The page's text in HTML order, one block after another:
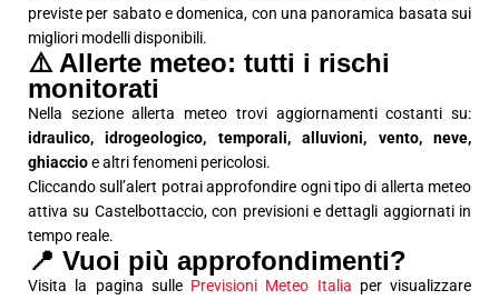
previste per sabato e domenica, con una panoramica basata sui
migliori modelli disponibili.
⚠️ Allerte meteo: tutti i rischi
monitorati
Nella sezione allerta meteo trovi aggiornamenti costanti su:
idraulico, idrogeologico, temporali, alluvioni, vento, neve,
ghiaccioe altri fenomeni pericolosi.
Cliccando sull’alert potrai approfondire ogni tipo di allerta meteo
attiva su Castelbottaccio, con previsioni e dettagli aggiornati in
tempo reale.
📍 Vuoi più approfondimenti?
Visita la pagina sulle Previsioni Meteo Italia per visualizzare